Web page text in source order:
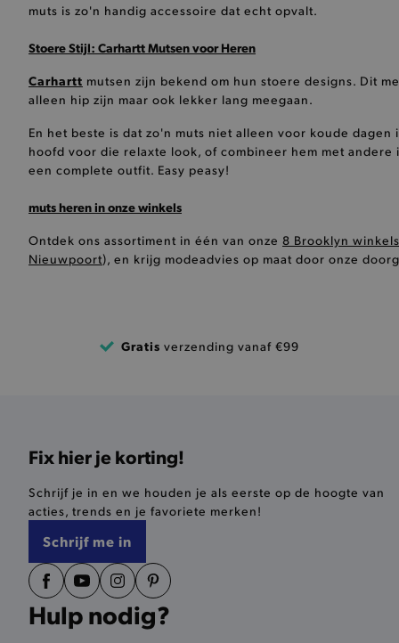
muts is zo'n handig accessoire dat echt opvalt.
Stoere Stijl: Carhartt Mutsen voor Heren
Carhartt mutsen zijn bekend om hun stoere designs. Dit
alleen hip zijn maar ook lekker lang meegaan.
En het beste is dat zo'n muts niet alleen voor koude
hoofd voor die relaxte look, of combineer hem met andere
een complete outfit. Easy peasy!
muts heren in onze winkels
Ontdek ons assortiment in één van onze 8 Brooklyn winkels
Nieuwpoort), en krijg modeadvies op maat door onze
Gratis verzending vanaf €99
Fix hier je korting!
Schrijf je in en we houden je als eerste op de hoogte van
acties, trends en je favoriete merken!
Schrijf me in
Hulp nodig?
__zlcmid
mage-messages
recently_viewed_product